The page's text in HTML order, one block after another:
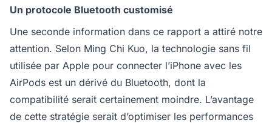
Un protocole Bluetooth customisé
Une seconde information dans ce rapport a attiré notre
attention. Selon Ming Chi Kuo, la technologie sans fil
utilisée par Apple pour connecter l’iPhone avec les
AirPods est un dérivé du Bluetooth, dont la
compatibilité serait certainement moindre. L’avantage
de cette stratégie serait d’optimiser les performances